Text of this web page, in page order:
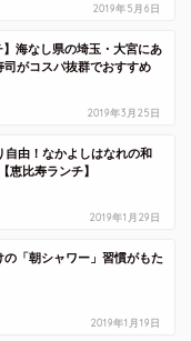
2019年5月6日
】海なし県の埼玉・大宮にあ
司がコスパ抜群でおすすめ
2019年3月25日
自由！なかよしはなれの和
恵比寿ランチ】
2019年1月29日
の「朝シャワー」習慣がもた
2019年1月19日